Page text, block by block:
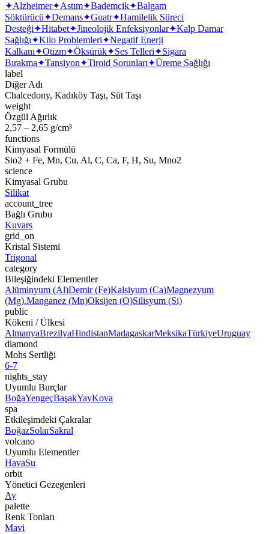
✦Alzheimer✦Astım✦Bademcik✦Balgam
Söktürücü✦Demans✦Guatr✦Hamilelik Süreci
Desteği✦Hitabet✦Jineolojik Enfeksiyonlar✦Kalp Damar
Sağlığı✦Kilo Problemleri✦Negatif Enerji
Kalkanı✦Otizm✦Öksürük✦Ses Telleri✦Sigara
Bırakma✦Tansiyon✦Tiroid Sorunları✦Üreme Sağlığı
label
Diğer Adı
Chalcedony, Kadıköy Taşı, Süt Taşı
weight
Özgül Ağırlık
2,57 – 2,65 g/cm³
functions
Kimyasal Formülü
Sio2 + Fe, Mn, Cu, Al, C, Ca, F, H, Su, Mno2
science
Kimyasal Grubu
Silikat
account_tree
Bağlı Grubu
Kuvars
grid_on
Kristal Sistemi
Trigonal
category
Bileşiğindeki Elementler
Alüminyum (Al)Demir (Fe)Kalsiyum (Ca)Magnezyum
(Mg).Manganez (Mn)Oksijen (O)Silisyum (Si)
public
Kökeni / Ülkesi
AlmanyaBrezilyaHindistanMadagaskarMeksikaTürkiyeUruguay
diamond
Mohs Sertliği
6-7
nights_stay
Uyumlu Burçlar
BoğaYengeçBaşakYayKova
spa
Etkileşimdeki Çakralar
BoğazSolarSakral
volcano
Uyumlu Elementler
HavaSu
orbit
Yönetici Gezegenleri
Ay
palette
Renk Tonları
Mavi